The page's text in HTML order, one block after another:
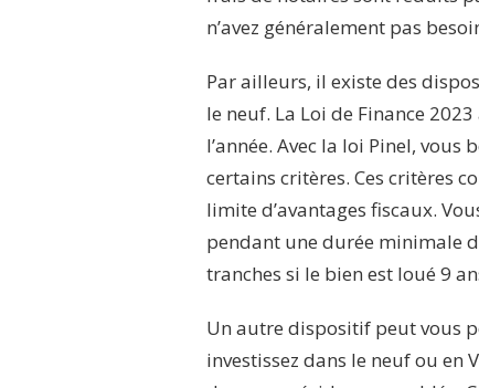
n’avez généralement pas
Par ailleurs, il existe des
le neuf. La Loi de Finance
l’année. Avec la loi Pinel, vous
certains critères. Ces critères
limite d’avantages fiscaux.
pendant une durée minimale
tranches si le bien est loué 9
Un autre dispositif peut vous
investissez dans le neuf ou en